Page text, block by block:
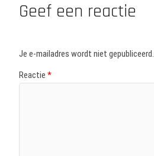
Geef een reactie
Je e-mailadres wordt niet gepubliceerd.
Reactie *